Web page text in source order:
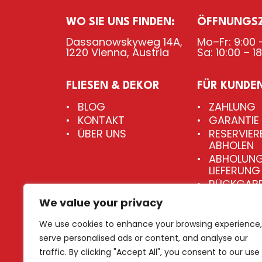
We value your privacy
We use cookies to enhance your browsing experience,
serve personalised ads or content, and analyse our
traffic. By clicking "Accept All", you consent to our use
WO SIE UNS FINDEN:
Dassanowskyweg 14A,
1220 Vienna, Austria
Mo–Fr: 9:00
Sa: 10:00 –
FLIESEN & DEKOR
BLOG
KONTAKT
ÜBER UNS
FÜR
ZAHLUNG
GARANTIE
ABHOLEN
LIEFERUNG
DER